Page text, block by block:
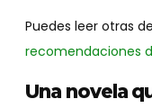
Puedes leer otras
recomendaciones
Una novela